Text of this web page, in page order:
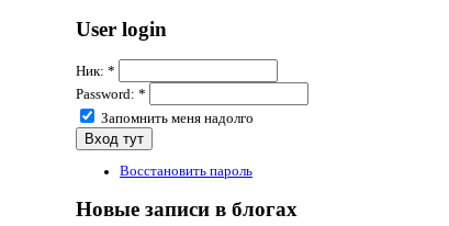
User login
Ник: *
Password: *
Запомнить меня надолго
Восстановить пароль
Новые записи в блогах